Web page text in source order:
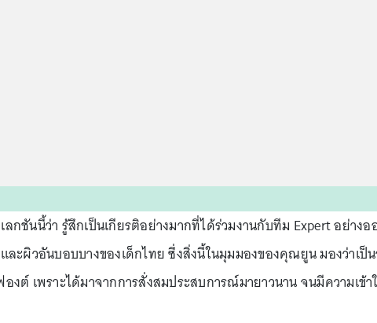
ชันนี้ว่า รู้สึกเป็นเกียรติอย่างมากที่ได้ร่วมงานกับทีม Expert อย่างอ
ละผิวอันบอบบางของเด็กไทย ซึ่งสิ่งนี้ในมุมมองของคุณยูน มองว่าเป็
งต์ เพราะได้มาจากการสั่งสมประสบการณ์มายาวนาน จนมีความเข้า